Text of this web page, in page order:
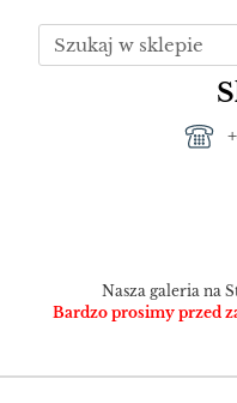
Nasza galeria na
Bardzo prosimy przed